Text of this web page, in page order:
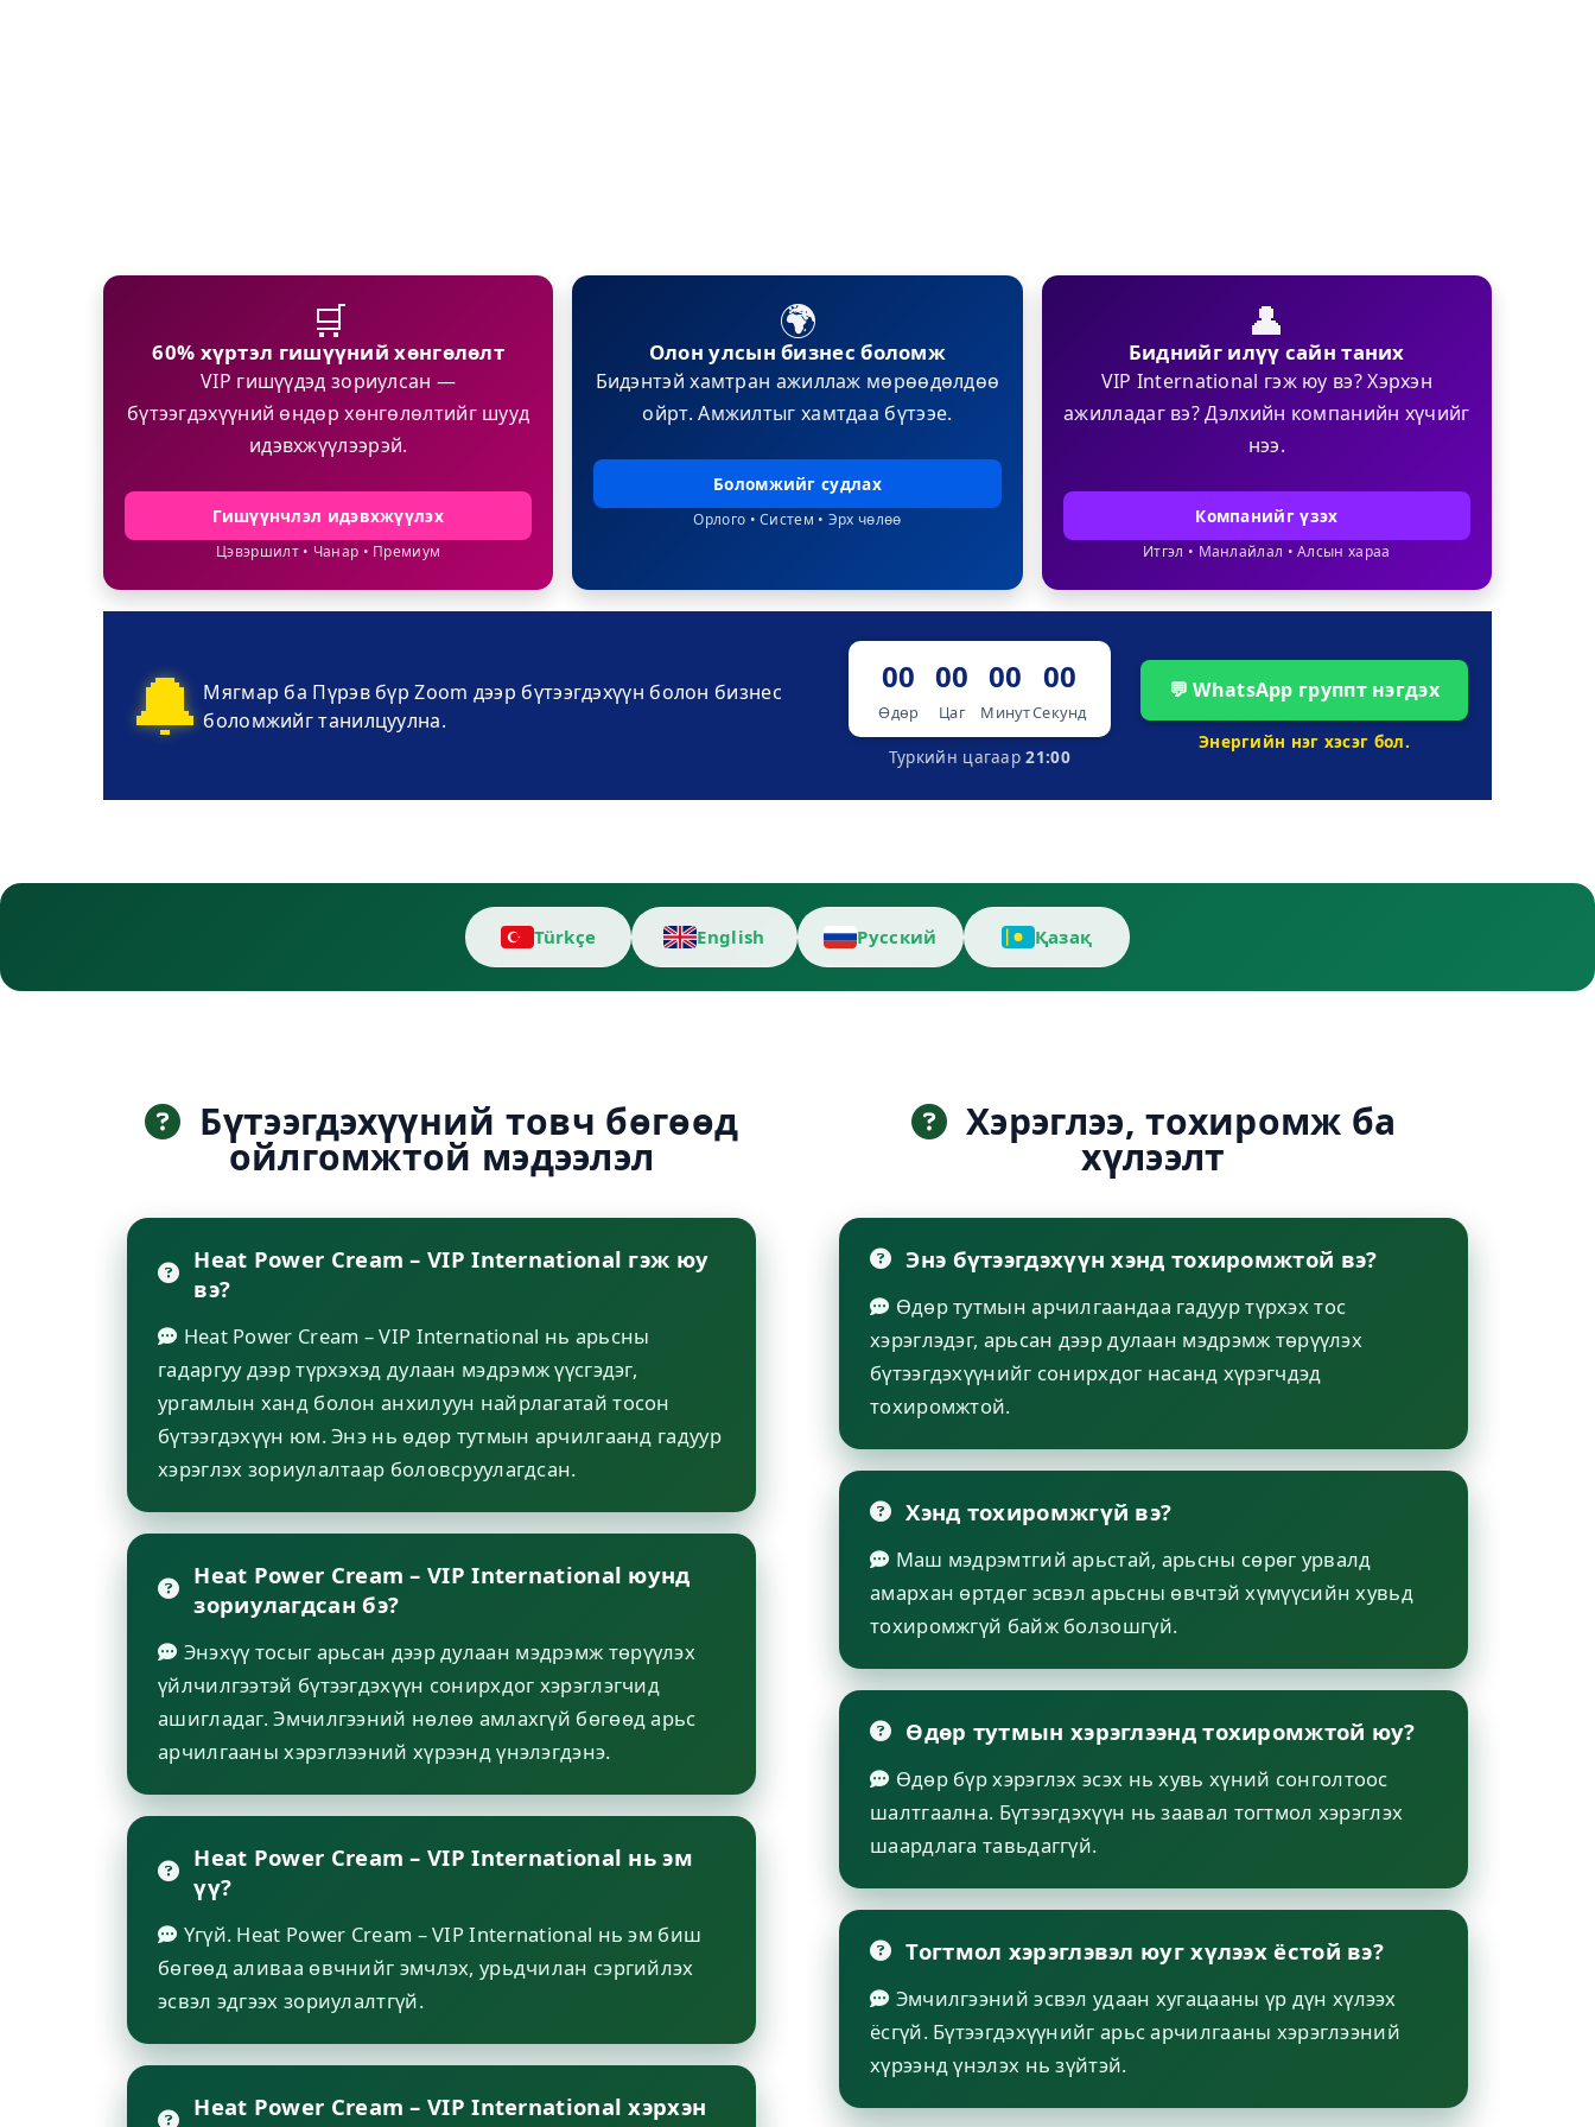
🛒
60% хүртэл гишүүний хөнгөлөлт
VIP гишүүдэд зориулсан —
бүтээгдэхүүний өндөр хөнгөлөлтийг шууд
идэвхжүүлээрэй.
Гишүүнчлэл идэвхжүүлэх
Цэвэршилт • Чанар • Премиум
🌍
Олон улсын бизнес боломж
Бидэнтэй хамтран ажиллаж мөрөөдөлдөө
ойрт. Амжилтыг хамтдаа бүтээе.
Боломжийг судлах
Орлого • Систем • Эрх чөлөө
👤
Биднийг илүү сайн таних
VIP International гэж юу вэ? Хэрхэн
ажилладаг вэ? Дэлхийн компанийн хүчийг
нээ.
Компанийг үзэх
Итгэл • Манлайлал • Алсын хараа
🔔 Мягмар ба Пүрэв бүр Zoom дээр бүтээгдэхүүн болон бизнес
боломжийг танилцуулна.
00
Өдөр
00
Цаг
00
Минут
00
Секунд
Туркийн цагаар21:00
💬 WhatsApp группт нэгдэх
Энергийн нэг хэсэг бол.
Türkçe English Русский Қазақ
Бүтээгдэхүүний товч бөгөөд
ойлгомжтой мэдээлэл
Heat Power Cream – VIP International гэж юу
вэ?
Heat Power Cream – VIP International нь арьсны
гадаргуу дээр түрхэхэд дулаан мэдрэмж үүсгэдэг,
ургамлын ханд болон анхилуун найрлагатай тосон
бүтээгдэхүүн юм. Энэ нь өдөр тутмын арчилгаанд гадуур
хэрэглэх зориулалтаар боловсруулагдсан.
Heat Power Cream – VIP International юунд
зориулагдсан бэ?
Энэхүү тосыг арьсан дээр дулаан мэдрэмж төрүүлэх
үйлчилгээтэй бүтээгдэхүүн сонирхдог хэрэглэгчид
ашигладаг. Эмчилгээний нөлөө амлахгүй бөгөөд арьс
арчилгааны хэрэглээний хүрээнд үнэлэгдэнэ.
Heat Power Cream – VIP International нь эм
үү?
Үгүй. Heat Power Cream – VIP International нь эм биш
бөгөөд аливаа өвчнийг эмчлэх, урьдчилан сэргийлэх
эсвэл эдгээх зориулалтгүй.
Heat Power Cream – VIP International хэрхэн
Хэрэглээ, тохиромж ба
хүлээлт
Энэ бүтээгдэхүүн хэнд тохиромжтой вэ?
Өдөр тутмын арчилгаандаа гадуур түрхэх тос
хэрэглэдэг, арьсан дээр дулаан мэдрэмж төрүүлэх
бүтээгдэхүүнийг сонирхдог насанд хүрэгчдэд
тохиромжтой.
Хэнд тохиромжгүй вэ?
Маш мэдрэмтгий арьстай, арьсны сөрөг урвалд
амархан өртдөг эсвэл арьсны өвчтэй хүмүүсийн хувьд
тохиромжгүй байж болзошгүй.
Өдөр тутмын хэрэглээнд тохиромжтой юу?
Өдөр бүр хэрэглэх эсэх нь хувь хүний сонголтоос
шалтгаална. Бүтээгдэхүүн нь заавал тогтмол хэрэглэх
шаардлага тавьдаггүй.
Тогтмол хэрэглэвэл юуг хүлээх ёстой вэ?
Эмчилгээний эсвэл удаан хугацааны үр дүн хүлээх
ёсгүй. Бүтээгдэхүүнийг арьс арчилгааны хэрэглээний
хүрээнд үнэлэх нь зүйтэй.